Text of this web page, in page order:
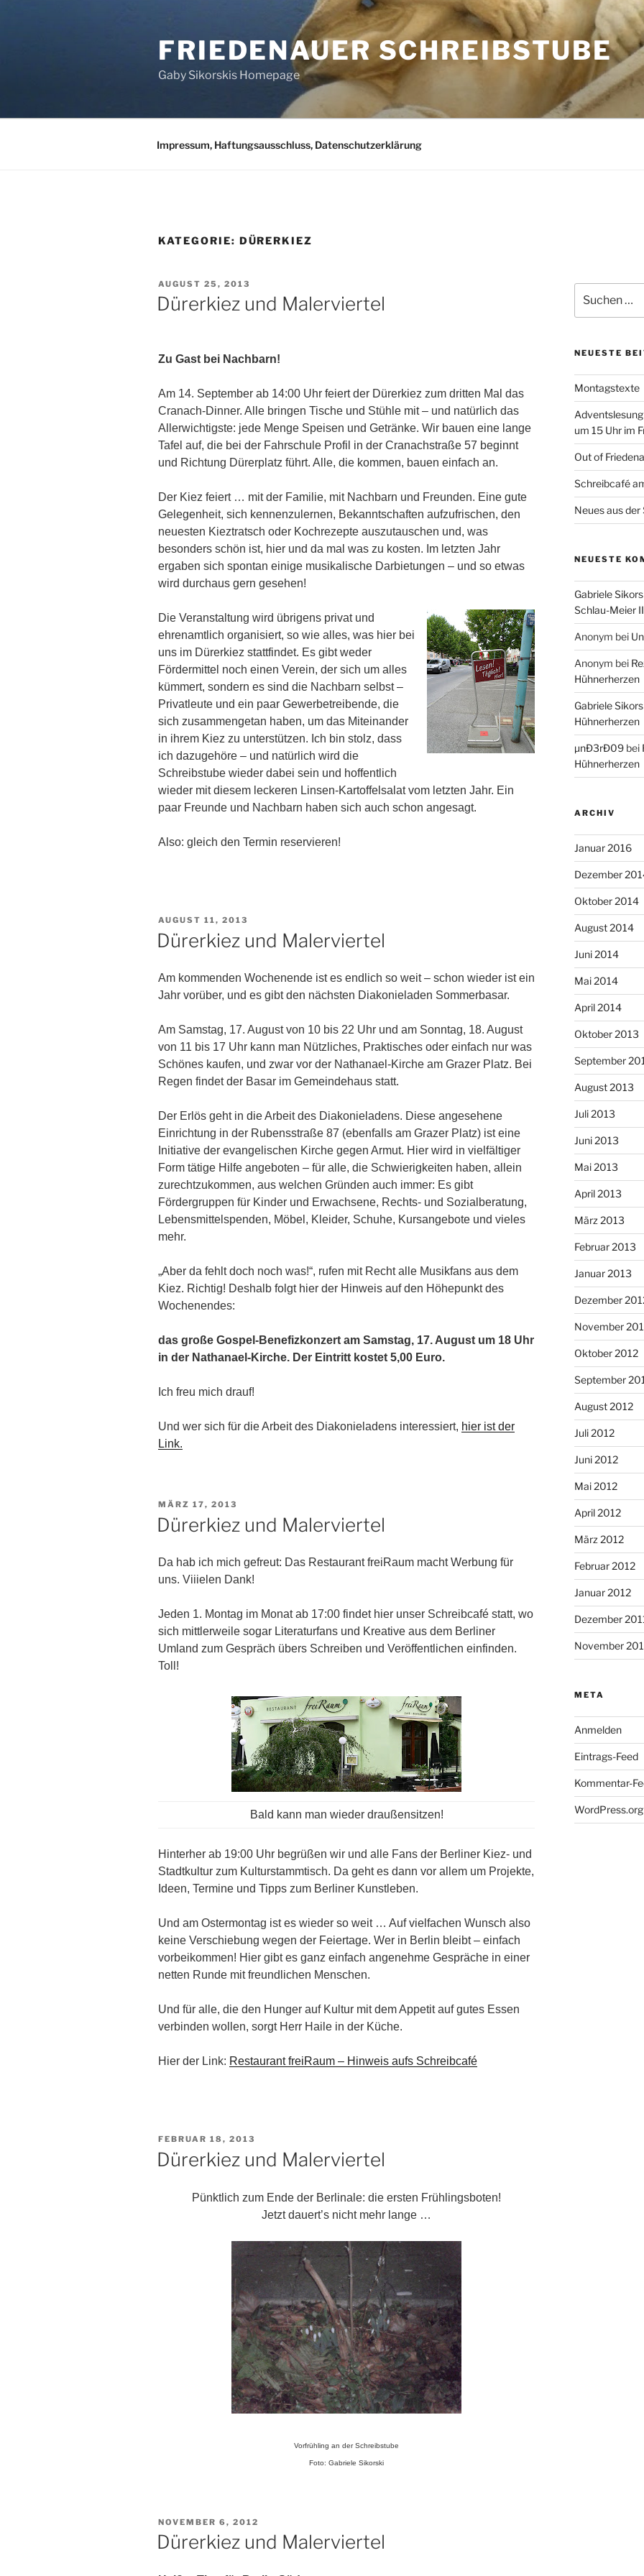
FRIEDENAUER SCHREIBSTUBE
Gaby Sikorskis Homepage
Impressum, Haftungsausschluss, Datenschutzerklärung
KATEGORIE: DÜRERKIEZ
VERÖFFENTLICHT
AM
AUGUST 25, 2013
Dürerkiez und Malerviertel
Zu Gast bei Nachbarn!
Am 14. September ab 14:00 Uhr feiert der Dürerkiez zum dritten Mal das
Cranach-Dinner. Alle bringen Tische und Stühle mit – und natürlich das
Allerwichtigste: jede Menge Speisen und Getränke. Wir bauen eine lange
Tafel auf, die bei der Fahrschule Profil in der Cranachstraße 57 beginnt
und Richtung Dürerplatz führt. Alle, die kommen, bauen einfach an.
Der Kiez feiert … mit der Familie, mit Nachbarn und Freunden. Eine gute
Gelegenheit, sich kennenzulernen, Bekanntschaften aufzufrischen, den
neuesten Kieztratsch oder Kochrezepte auszutauschen und, was
besonders schön ist, hier und da mal was zu kosten. Im letzten Jahr
ergaben sich spontan einige musikalische Darbietungen – und so etwas
wird durchaus gern gesehen!
Die Veranstaltung wird übrigens privat und
ehrenamtlich organisiert, so wie alles, was hier bei
uns im Dürerkiez stattfindet. Es gibt weder
Fördermittel noch einen Verein, der sich um alles
kümmert, sondern es sind die Nachbarn selbst –
Privatleute und ein paar Gewerbetreibende, die
sich zusammengetan haben, um das Miteinander
in ihrem Kiez zu unterstützen. Ich bin stolz, dass
ich dazugehöre – und natürlich wird die
Schreibstube wieder dabei sein und hoffentlich
wieder mit diesem leckeren Linsen-Kartoffelsalat vom letzten Jahr. Ein
paar Freunde und Nachbarn haben sich auch schon angesagt.
Also: gleich den Termin reservieren!
VERÖFFENTLICHT
AUGUST 11, 2013
Dürerkiez und Malerviertel
Am kommenden Wochenende ist es endlich so weit – schon wieder ist ein
Jahr vorüber, und es gibt den nächsten Diakonieladen Sommerbasar.
Am Samstag, 17. August von 10 bis 22 Uhr und am Sonntag, 18. August
von 11 bis 17 Uhr kann man Nützliches, Praktisches oder einfach nur was
Schönes kaufen, und zwar vor der Nathanael-Kirche am Grazer Platz. Bei
Regen findet der Basar im Gemeindehaus statt.
Der Erlös geht in die Arbeit des Diakonieladens. Diese angesehene
Einrichtung in der Rubensstraße 87 (ebenfalls am Grazer Platz) ist eine
Initiative der evangelischen Kirche gegen Armut. Hier wird in vielfältiger
Form tätige Hilfe angeboten – für alle, die Schwierigkeiten haben, allein
zurechtzukommen, aus welchen Gründen auch immer: Es gibt
Fördergruppen für Kinder und Erwachsene, Rechts- und Sozialberatung,
Lebensmittelspenden, Möbel, Kleider, Schuhe, Kursangebote und vieles
mehr.
„Aber da fehlt doch noch was!“, rufen mit Recht alle Musikfans aus dem
Kiez. Richtig! Deshalb folgt hier der Hinweis auf den Höhepunkt des
Wochenendes:
das große Gospel-Benefizkonzert am Samstag, 17. August um 18 Uhr
in der Nathanael-Kirche. Der Eintritt kostet 5,00 Euro.
Ich freu mich drauf!
Und wer sich für die Arbeit des Diakonieladens interessiert, hier ist der
Link.
VERÖFFENTLICHT
AM
MÄRZ 17, 2013
Dürerkiez und Malerviertel
Da hab ich mich gefreut: Das Restaurant freiRaum macht Werbung für
uns. Viiielen Dank!
Jeden 1. Montag im Monat ab 17:00 findet hier unser Schreibcafé statt, wo
sich mittlerweile sogar Literaturfans und Kreative aus dem Berliner
Umland zum Gespräch übers Schreiben und Veröffentlichen einfinden.
Toll!
Bald kann man wieder draußensitzen!
Hinterher ab 19:00 Uhr begrüßen wir und alle Fans der Berliner Kiez- und
Stadtkultur zum Kulturstammtisch. Da geht es dann vor allem um Projekte,
Ideen, Termine und Tipps zum Berliner Kunstleben.
Und am Ostermontag ist es wieder so weit … Auf vielfachen Wunsch also
keine Verschiebung wegen der Feiertage. Wer in Berlin bleibt – einfach
vorbeikommen! Hier gibt es ganz einfach angenehme Gespräche in einer
netten Runde mit freundlichen Menschen.
Und für alle, die den Hunger auf Kultur mit dem Appetit auf gutes Essen
verbinden wollen, sorgt Herr Haile in der Küche.
Hier der Link: Restaurant freiRaum – Hinweis aufs Schreibcafé
VERÖFFENTLICHT
AM
FEBRUAR 18, 2013
Dürerkiez und Malerviertel
Pünktlich zum Ende der Berlinale: die ersten Frühlingsboten!
Jetzt dauert’s nicht mehr lange …
Vorfrühling an der Schreibstube
Foto: Gabriele Sikorski
VERÖFFENTLICHT
AM
NOVEMBER 6, 2012
Dürerkiez und Malerviertel
nach:
NEUESTE
Montagstexte
um 15 Uhr im
Out of
Schreibcafé
Neues aus
NEUESTE
Gabriele
Schlau-Meier II
Anonym bei
Anonym bei
Hühnerherzen
Gabriele
Hühnerherzen
µnÐ3rÐ09bei
Hühnerherzen
ARCHIV
Januar 2016
Dezember
Oktober 2014
August 2014
Juni 2014
Mai 2014
April 2014
Oktober 2013
September
August 2013
Juli 2013
Juni 2013
Mai 2013
April 2013
März 2013
Februar 2013
Januar 2013
Dezember
November
Oktober 2012
September
August 2012
Juli 2012
Juni 2012
Mai 2012
April 2012
März 2012
Februar 2012
Januar 2012
Dezember
November
META
Anmelden
Eintrags-Feed
Kommentar-
WordPress.org